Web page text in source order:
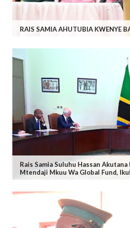
RAIS SAMIA AHUTUBIA KWENYE
Rais Samia Suluhu Hassan
Mtendaji Mkuu Wa Global Fund,